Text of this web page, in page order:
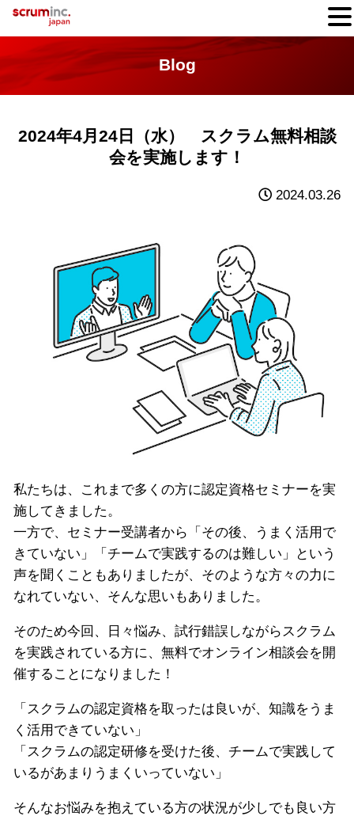
Blog
2024年4月24日（水） スクラム無料相談
会を実施します！
2024.03.26
私たちは、これまで多くの方に認定資格セミナーを実
施してきました。
一方で、セミナー受講者から「その後、うまく活用で
きていない」「チームで実践するのは難しい」という
声を聞くこともありましたが、そのような方々の力に
なれていない、そんな思いもありました。
そのため今回、日々悩み、試行錯誤しながらスクラム
を実践されている方に、無料でオンライン相談会を開
催することになりました！
「スクラムの認定資格を取ったは良いが、知識をうま
く活用できていない」
「スクラムの認定研修を受けた後、チームで実践して
いるがあまりうまくいっていない」
そんなお悩みを抱えている方の状況が少しでも良い方